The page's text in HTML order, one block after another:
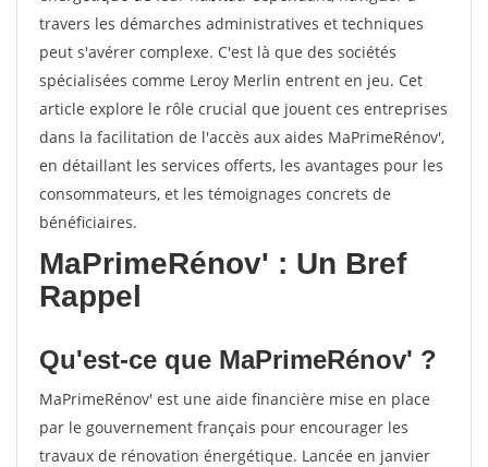
travers les démarches administratives et techniques
peut s'avérer complexe. C'est là que des sociétés
spécialisées comme Leroy Merlin entrent en jeu. Cet
article explore le rôle crucial que jouent ces entreprises
dans la facilitation de l'accès aux aides MaPrimeRénov',
en détaillant les services offerts, les avantages pour les
consommateurs, et les témoignages concrets de
bénéficiaires.
MaPrimeRénov' : Un Bref
Rappel
Qu'est-ce que MaPrimeRénov' ?
MaPrimeRénov' est une aide financière mise en place
par le gouvernement français pour encourager les
travaux de rénovation énergétique. Lancée en janvier